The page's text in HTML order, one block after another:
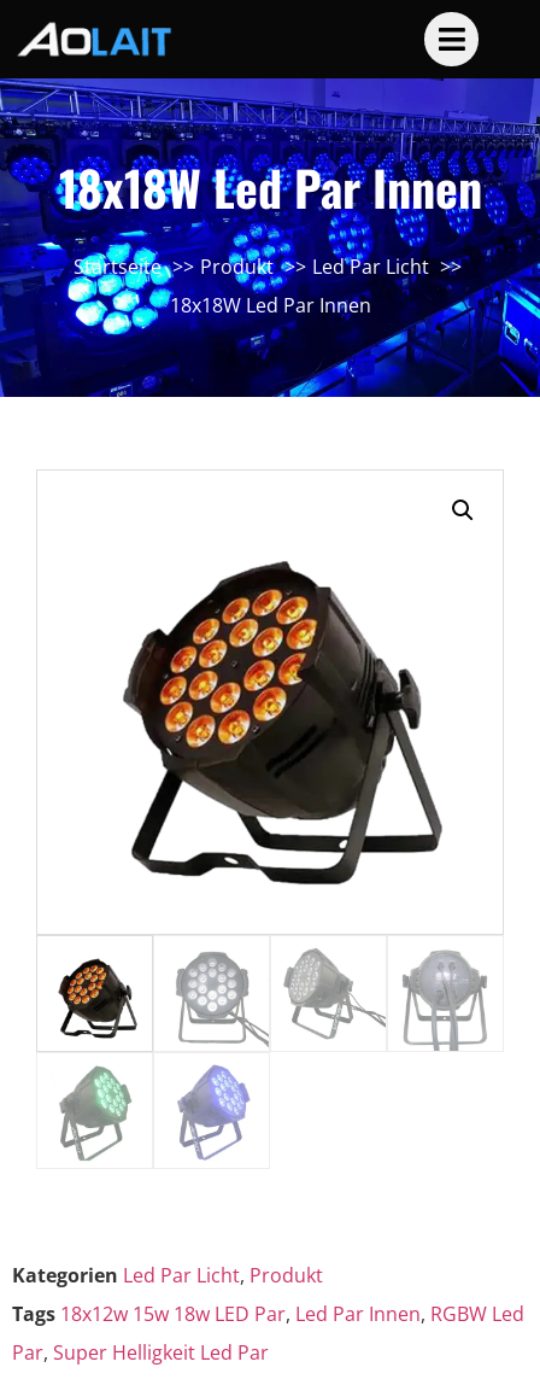
18x18W Led Par Innen
Startseite Produkt
Led Par Licht
18x18W Led Par Innen
Kategorien Led Par Licht, Produkt
Tags 18x12w 15w 18w LED Par, Led Par Innen, RGBW Led
Par, Super Helligkeit Led Par